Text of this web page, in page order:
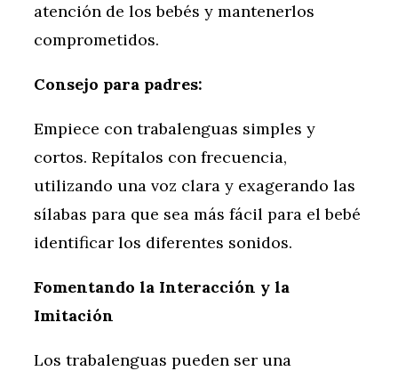
atención de los bebés y mantenerlos
comprometidos.
Consejo para padres:
Empiece con trabalenguas simples y
cortos. Repítalos con frecuencia,
utilizando una voz clara y exagerando las
sílabas para que sea más fácil para el bebé
identificar los diferentes sonidos.
Fomentando la Interacción y la
Imitación
Los trabalenguas pueden ser una